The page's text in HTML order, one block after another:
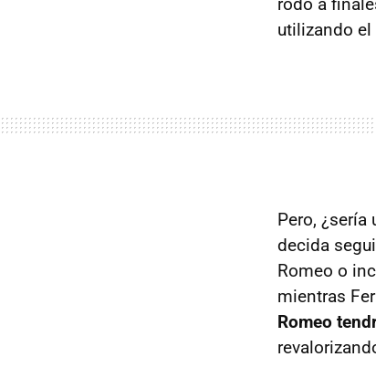
utilizando el
Pero,
decida
Romeo o
mientras
Romeo